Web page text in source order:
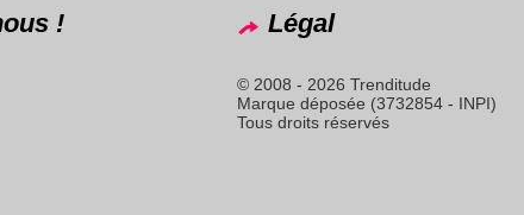
! Légal
© 2008 - 2026 Trenditude
Marque déposée (3732854 - INPI)
Tous droits réservés